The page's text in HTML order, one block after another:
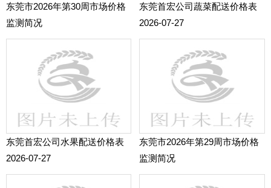
东莞市2026年第30周市场价格
监测简况
东莞首宏公司蔬菜配送价格表
2026-07-27
东莞首宏公司水果配送价格表
2026-07-27
东莞市2026年第29周市场价格
监测简况